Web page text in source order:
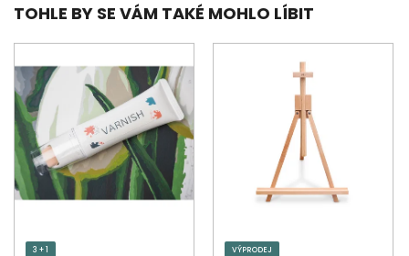
TOHLE BY SE VÁM TAKÉ MOHLO LÍBIT
3 + 1 VÝPRODEJ